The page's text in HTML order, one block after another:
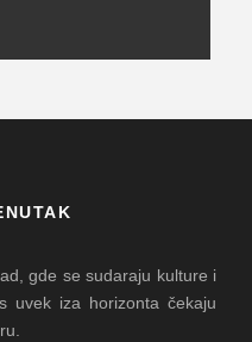
gde se sudaraju kulture i
uvek iza horizonta čekaju